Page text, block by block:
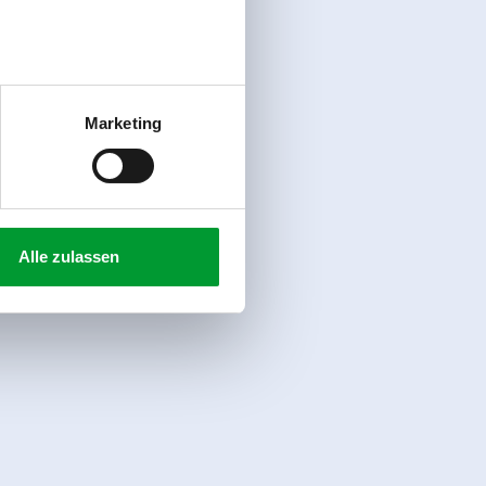
Marketing
Alle zulassen